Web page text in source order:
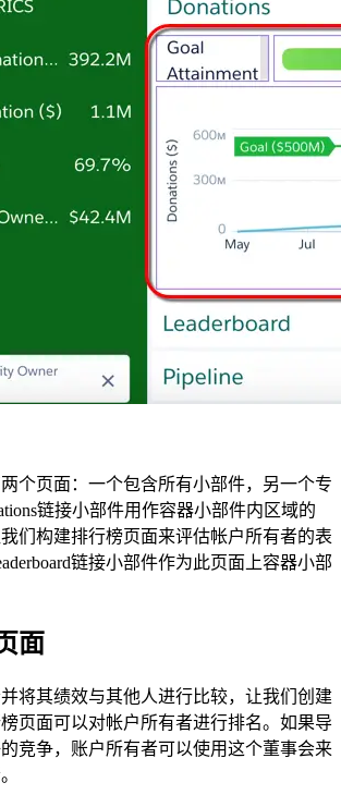
个页面：一个包含所有小部件，另一个专
链接小部件用作容器小部件内区域的
们构建排行榜页面来评估帐户所有者的表
链接小部件作为此页面上容器小部
面
将其绩效与其他人进行比较，让我们创建
页面可以对帐户所有者进行排名。如果导
竞争，账户所有者可以使用这个董事会来